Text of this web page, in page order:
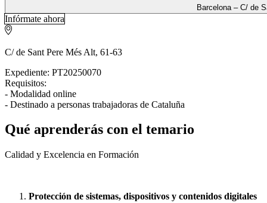
Barcelona –
Infórmate ahora
C/ de Sant Pere Més Alt, 61-63
Expediente: PT20250070
Requisitos:
- Modalidad online
- Destinado a personas trabajadoras de Cataluña
Qué aprenderás con el temario
Calidad y Excelencia en Formación
Protección de sistemas, dispositivos y contenidos digitales